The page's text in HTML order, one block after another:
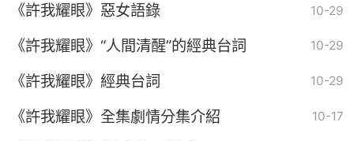
《許我耀眼》惡女語錄 10-29
《許我耀眼》“人間清醒”的經典台詞 10-29
《許我耀眼》經典台詞 10-29
《許我耀眼》全集劇情分集介紹 10-17